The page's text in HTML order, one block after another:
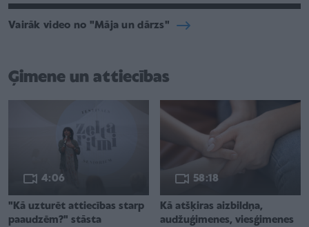
Vairāk video no "Māja un dārzs"
Ģimene un attiecības
4:06
"Kā uzturēt attiecības starp
paaudzēm?" stāsta
58:18
Kā atšķiras aizbildņa,
audžuģimenes, viesģimenes